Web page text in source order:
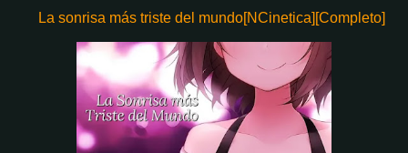
La sonrisa más triste del mundo[NCinetica][Completo]